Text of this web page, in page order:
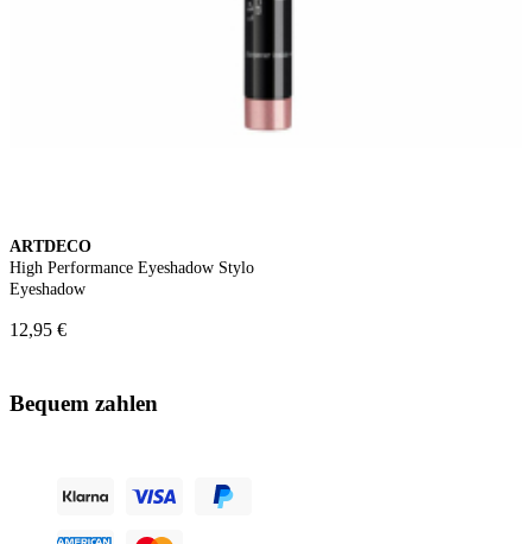
ARTDECO
High Performance Eyeshadow Stylo
Eyeshadow
12,95 €
Bequem zahlen